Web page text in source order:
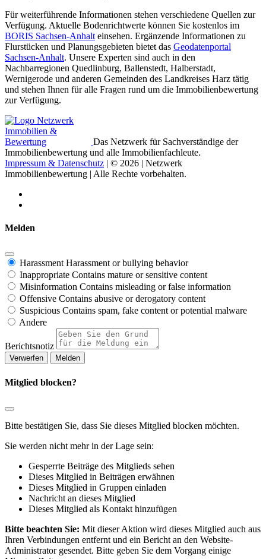
Für weiterführende Informationen stehen verschiedene Quellen zur
Verfügung. Aktuelle Bodenrichtwerte können Sie kostenlos im
BORIS Sachsen-Anhalt einsehen. Ergänzende Informationen zu
Flurstücken und Planungsgebieten bietet das Geodatenportal
Sachsen-Anhalt. Unsere Experten sind auch in den
Nachbarregionen Quedlinburg, Ballenstedt, Halberstadt,
Wernigerode und anderen Gemeinden des Landkreises Harz tätig
und stehen Ihnen für alle Fragen rund um die Immobilienbewertung
zur Verfügung.
Das Netzwerk für Sachverständige der
Immobilienbewertung und alle Immobilienfachleute.
Impressum & Datenschutz | © 2026 | Netzwerk
Immobilienbewertung | Alle Rechte vorbehalten.
Melden
Harassment Harassment or bullying behavior
Inappropriate Contains mature or sensitive content
Misinformation Contains misleading or false information
Offensive Contains abusive or derogatory content
Suspicious Contains spam, fake content or potential malware
Andere
Berichtsnotiz
Melden
Mitglied blocken?
Bitte bestätigen Sie, dass Sie dieses Mitglied blocken möchten.
Sie werden nicht mehr in der Lage sein:
Gesperrte Beiträge des Mitglieds sehen
Dieses Mitglied in Beiträgen erwähnen
Dieses Mitglied in Gruppen einladen
Nachricht an dieses Mitglied
Dieses Mitglied als Kontakt hinzufügen
Bitte beachten Sie: Mit dieser Aktion wird dieses Mitglied auch aus
Ihren Verbindungen entfernt und ein Bericht an den Website-
Administrator gesendet. Bitte geben Sie dem Vorgang einige